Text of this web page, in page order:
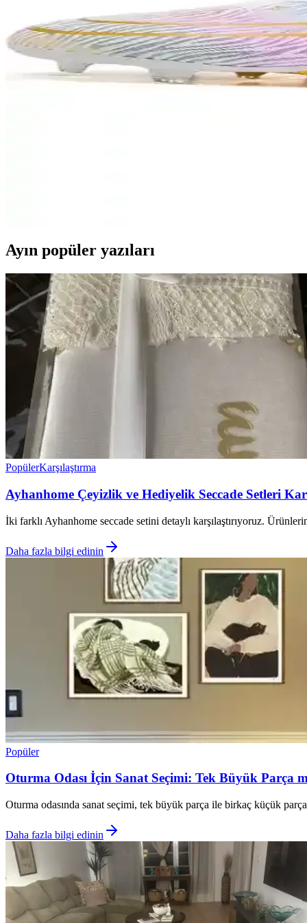
2025'te Galatasaray Yastık Kılıfı ile Evinizde
Galatasaray yastık kılıflarıyla evinizde konfor ve takım ruhunu
2025'te Kaleciliğin Gizli Kahramanı: Nexus Mark
Nexus Mark Kaleci Eldiveni'nin üstün koruma ve nefes alabilir
Ayın popüler yazıları
PopülerKarşılaştırma
Ayhanhome Çeyizlik ve Hediyelik Seccade Setleri
İki farklı Ayhanhome seccade setini detaylı karşılaştırıyoruz.
Daha fazla bilgi edinin
Popüler
Oturma Odası İçin Sanat Seçimi: Tek Büyük Parça
Oturma odasında sanat seçimi, tek büyük parça ile birkaç küçük
Daha fazla bilgi edinin